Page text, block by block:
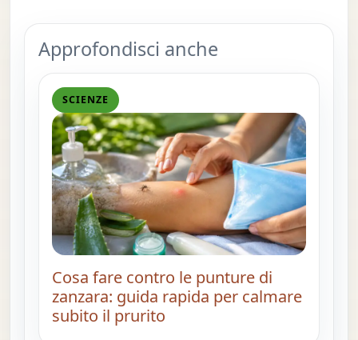
Approfondisci anche
SCIENZE
Cosa fare contro le punture di
zanzara: guida rapida per calmare
subito il prurito